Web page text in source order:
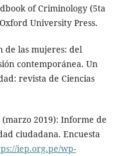
of Criminology (5ta
University Press.
de las mujeres: del
contemporánea. Un
revista de Ciencias
2019): Informe de
ciudadana. Encuesta
iep.org.pe/wp-